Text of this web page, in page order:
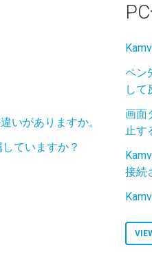
いがありますか。
ていますか？
ペン
して
画面
止す
接続